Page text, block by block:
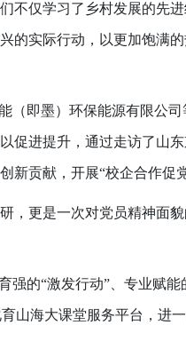
不仅学习了乡村发展的先
的实际行动，以更加饱满
（即墨）环保能源有限公
促进提升，通过走访了山
贡献，开展“校企合作促
，更是一次对党员精神面
的“激发行动”、专业赋
山海大课堂服务平台，进